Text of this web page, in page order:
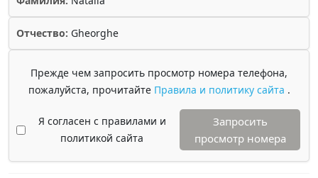
Отчество: Gheorghe
Прежде чем запросить просмотр номера телефона,
пожалуйста, прочитайте Правила и политику сайта .
Я согласен с правилами и
политикой сайта
Запросить
просмотр номера